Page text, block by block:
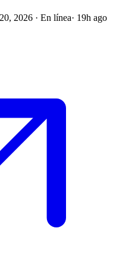
2026 · En línea· 19h ago